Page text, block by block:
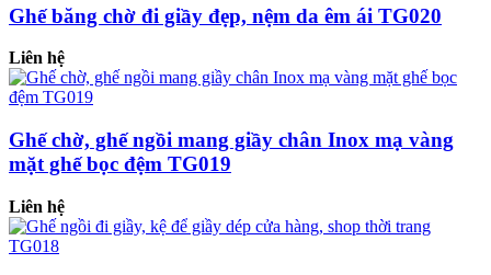
Ghế băng chờ đi giầy đẹp, nệm da êm ái TG020
Liên hệ
Ghế chờ, ghế ngồi mang giầy chân Inox mạ vàng
mặt ghế bọc đệm TG019
Liên hệ